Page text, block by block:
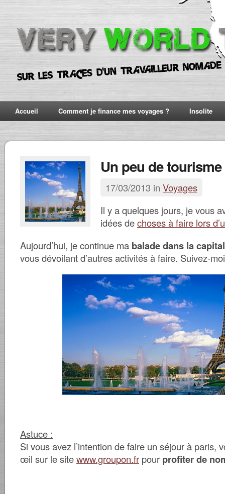
Accueil Comment je finance mes voyages ? Insolite
Un peu de
17/03/2013 in Voyages
Il y a quelques jours, je vous
idées dechoses à faire lors
Aujourd’hui, je continue ma balade dans la
vous dévoilant d’autres activités à faire. Suivez-
Astuce :
Si vous avez l’intention de faire un séjour à paris,
œil sur le sitewww.groupon.fr pour profiter de